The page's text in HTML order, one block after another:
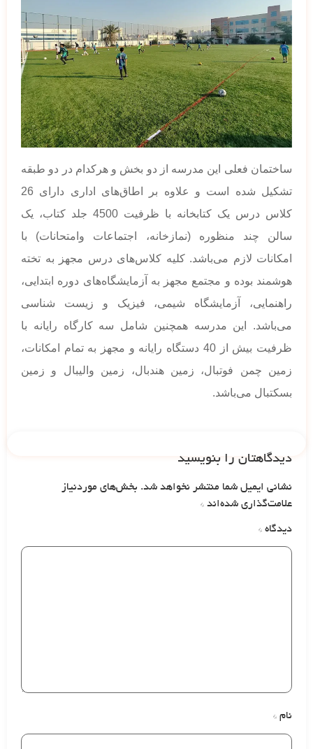
ساختمان فعلی این مدرسه از دو بخش و هرکدام در دو طبقه
تشکیل شده است و علاوه بر اطاق‌های اداری دارای 26
کلاس درس یک کتابخانه با ظرفیت 4500 جلد کتاب، یک
سالن چند منظوره (نمازخانه، اجتماعات وامتحانات) با
امکانات لازم می‌‌باشد. کلیه کلاس‌های درس مجهز به تخته
هوشمند بوده و مجتمع مجهز به آزمایشگاه‌های دوره ابتدایی،
راهنمایی، آزمایشگاه شیمی، فیزیک و زیست شناسی
می‌‌باشد. این مدرسه همچنین شامل سه کارگاه رایانه با
ظرفیت بیش از 40 دستگاه رایانه و مجهز به تمام امکانات،
زمین چمن فوتبال، زمین هندبال، زمین والیبال و زمین
بسکتبال می‌باشد.
دیدگاهتان را بنویسید
نشانی ایمیل شما منتشر نخواهد شد. بخش‌های موردنیاز
علامت‌گذاری شده‌اند *
دیدگاه *
نام *